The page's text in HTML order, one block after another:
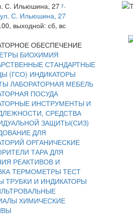
г.
С. Ильюшина, 27
выходной: сб, вс
ОБЕСПЕЧЕНИЕ
БИОХИМИЯ
СТАНДАРТНЫЕ
(ГСО) ИНДИКАТОРЫ
ЛАБОРАТОРНАЯ МЕБЕЛЬ
ПОСУДА
ИНСТРУМЕНТЫ И
СРЕДСТВА
ЗАЩИТЫ(СИЗ)
ДЛЯ
ОРГАНИЧЕСКИЕ
ТАРА ДЛЯ
РЕАКТИВОВ И
ТЕРМОМЕТРЫ ТЕСТ
ТРУБКИ И ИНДИКАТОРЫ
ХИМИЧЕСКИЕ